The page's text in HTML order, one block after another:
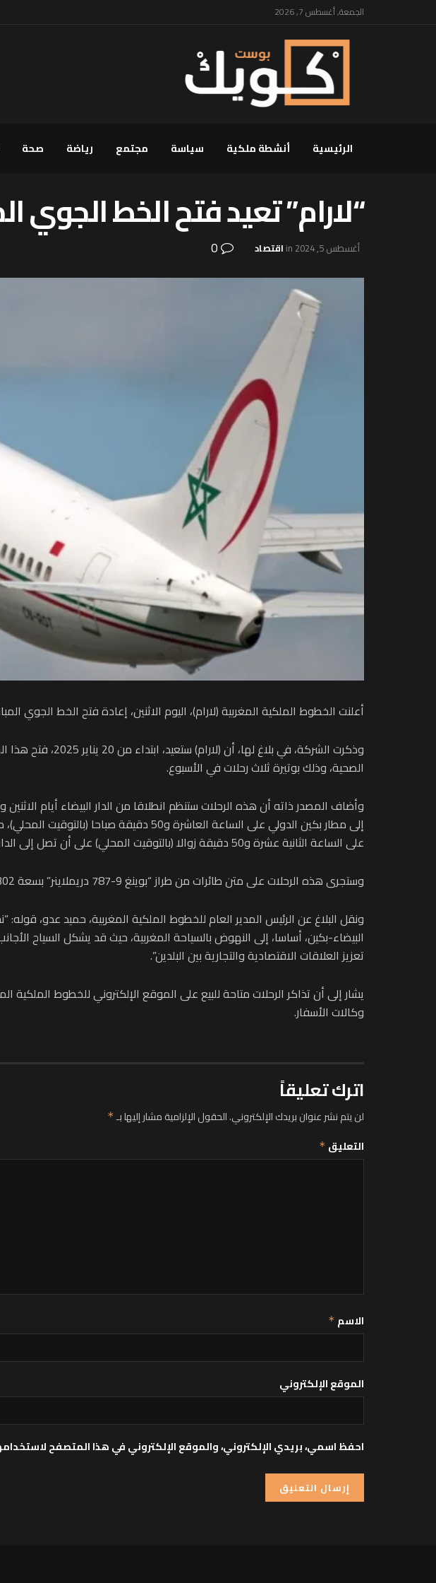
الجمعة, أغسطس 7, 2026
الرئيسية أنشطة ملكية سياسة مجتمع رياضة صحة
“لارام” تعید فتح الخط الجوي
أغسطس 5, 2024 in اقتصاد
أعلنت الخطوط الملكية المغربية (لارام)، اليوم الاثنين، إعادة فتح الخط الجوي
الصحية، وذلك بوتيرة ثلاث رحلات في الأسبوع.
وأضاف المصدر ذاته أن هذه الرحلات ستنظم انطلاقا من الدار البيضاء أيام
إلى مطار بكين الدولي على الساعة العاشرة
على الساعة الثانية عشرة و50 دقيقة زوالا (بالتوقيت المحلي) على أن تصل إلى الدار البيضاء على الساعة الثامنة والربع مساء (بالتوقيت المحلي).
وستجرى هذه الرحلات على متن طائرات من طراز “بوينغ 9-787 دريملاينر” بسعة 302 مقعدا، ضمنها 26 مقعدا بدرجة الأعمال.
ونقل البلاغ عن الرئيس المدير العام للخطوط الملكية المغربية، حميد عدو،
تعزيز العلاقات الاقتصادية والتجارية بين البلدين”.
وكالات الأسفار.
اترك تعليقاً
لن يتم نشر عنوان بريدك الإلكتروني.الحقول الإلزامية مشار إليها بـ*
التعليق *
الاسم *
الموقع الإلكتروني
احفظ اسمي، بريدي الإلكتروني، والموقع الإلكتروني في هذا المتصفح